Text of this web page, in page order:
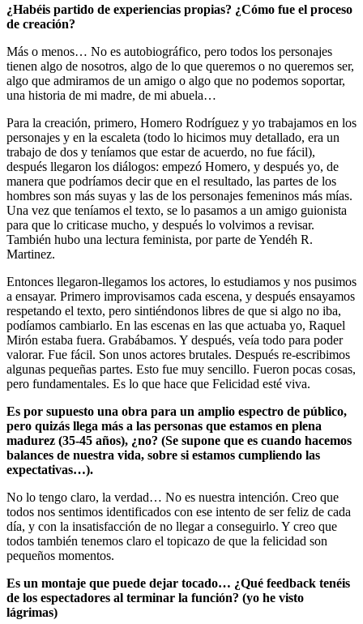
¿Habéis partido de experiencias propias? ¿Cómo fue el proceso
de creación?
Más o menos… No es autobiográfico, pero todos los personajes
tienen algo de nosotros, algo de lo que queremos o no queremos ser,
algo que admiramos de un amigo o algo que no podemos soportar,
una historia de mi madre, de mi abuela…
Para la creación, primero, Homero Rodríguez y yo trabajamos en los
personajes y en la escaleta (todo lo hicimos muy detallado, era un
trabajo de dos y teníamos que estar de acuerdo, no fue fácil),
después llegaron los diálogos: empezó Homero, y después yo, de
manera que podríamos decir que en el resultado, las partes de los
hombres son más suyas y las de los personajes femeninos más mías.
Una vez que teníamos el texto, se lo pasamos a un amigo guionista
para que lo criticase mucho, y después lo volvimos a revisar.
También hubo una lectura feminista, por parte de Yendéh R.
Martinez.
Entonces llegaron-llegamos los actores, lo estudiamos y nos pusimos
a ensayar. Primero improvisamos cada escena, y después ensayamos
respetando el texto, pero sintiéndonos libres de que si algo no iba,
podíamos cambiarlo. En las escenas en las que actuaba yo, Raquel
Mirón estaba fuera. Grabábamos. Y después, veía todo para poder
valorar. Fue fácil. Son unos actores brutales. Después re-escribimos
algunas pequeñas partes. Esto fue muy sencillo. Fueron pocas cosas,
pero fundamentales. Es lo que hace que Felicidad esté viva.
Es por supuesto una obra para un amplio espectro de público,
pero quizás llega más a las personas que estamos en plena
madurez (35-45 años), ¿no? (Se supone que es cuando hacemos
balances de nuestra vida, sobre si estamos cumpliendo las
expectativas…).
No lo tengo claro, la verdad… No es nuestra intención. Creo que
todos nos sentimos identificados con ese intento de ser feliz de cada
día, y con la insatisfacción de no llegar a conseguirlo. Y creo que
todos también tenemos claro el topicazo de que la felicidad son
pequeños momentos.
Es un montaje que puede dejar tocado… ¿Qué feedback tenéis
de los espectadores al terminar la función? (yo he visto
lágrimas)